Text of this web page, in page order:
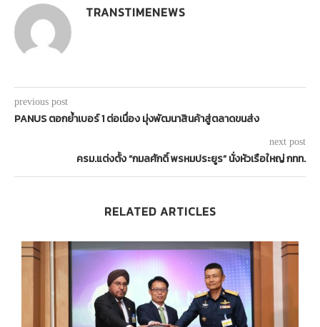
TRANSTIMENEWS
previous post
PANUS ตอกย้ำเบอร์ 1 ต่อเนื่อง มุ่งพัฒนาสินค้าสู่ตลาดขนส่ง
next post
ครม.แต่งตั้ง “กมลศักดิ์ พรหมประยูร” นั่งหัวเรือใหญ่ กทท.
RELATED ARTICLES